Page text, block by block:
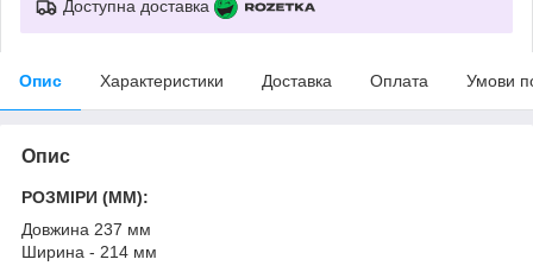
Доступна доставка
Опис Характеристики Доставка Оплата Умови
Опис
РОЗМІРИ (MM):
Довжина 237 мм
Ширина - 214 мм